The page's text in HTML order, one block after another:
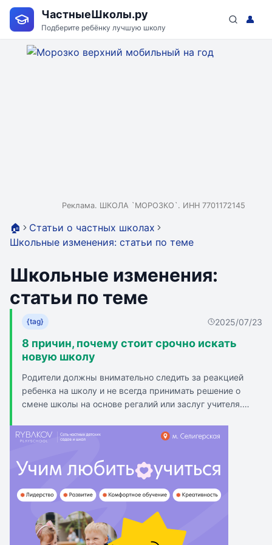
ЧастныеШколы.ру
Подберите ребёнку лучшую школу
👤
Реклама. ШКОЛА `МОРОЗКО`. ИНН 7701172145
🏠
Статьи о частных школах
Школьные изменения: статьи по теме
Школьные изменения:
статьи по теме
{tag} 2025/07/23
8 причин, почему стоит срочно искать
новую школу
Родители должны внимательно следить за реакцией
ребенка на школу и не всегда принимать решение о
смене школы на основе регалий или заслуг учителя.
тревожность, могут быть причиной для смены школы.
Стресс от контрольных работ также может быть
причиной стресса для ребенка, если они ставятся выше
быть плохим признаком. Чрезмерное или недостаточное
похвала или ругань со стороны учителя также могут
быть причиной для смены школы. Ребенок может
отказываться ходить в школу из-за плохих условий или